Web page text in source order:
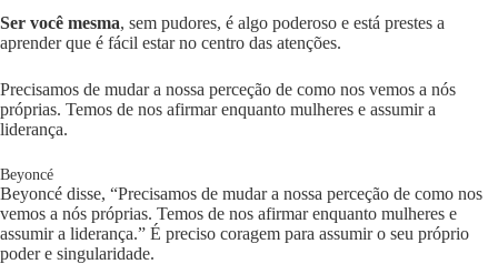
Ser você mesma, sem pudores, é algo poderoso e está prestes a
aprender que é fácil estar no centro das atenções.
Precisamos de mudar a nossa perceção de como nos vemos a nós
próprias. Temos de nos afirmar enquanto mulheres e assumir a
liderança.
Beyoncé
Beyoncé disse, “Precisamos de mudar a nossa perceção de como nos
vemos a nós próprias. Temos de nos afirmar enquanto mulheres e
assumir a liderança.” É preciso coragem para assumir o seu próprio
poder e singularidade.